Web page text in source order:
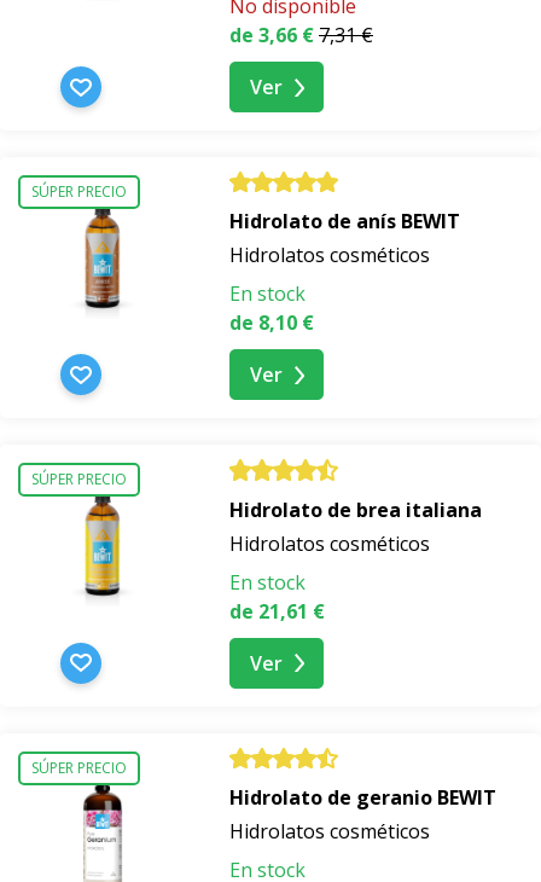
No disponible
de 3,66 €7,31 €
Ver
SÚPER PRECIO
Hidrolato de anís BEWIT
Hidrolatos cosméticos
En stock
de 8,10 €
Ver
SÚPER PRECIO
Hidrolato de brea italiana
Hidrolatos cosméticos
En stock
de 21,61 €
Ver
SÚPER PRECIO
Hidrolato de geranio BEWIT
Hidrolatos cosméticos
En stock